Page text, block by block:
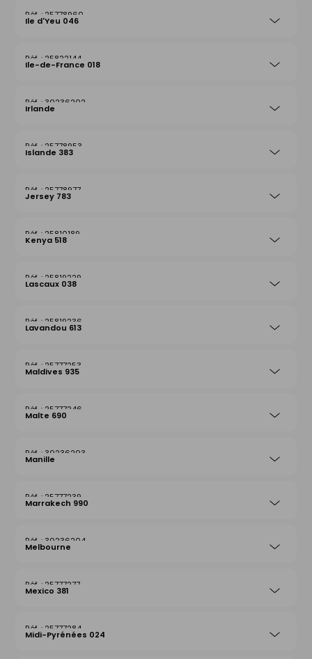
25778960
Ile d'Yeu 046
25822144
Ile-de-France 018
30236202
Irlande
25778953
Islande 383
25778977
Jersey 783
25810189
Kenya 518
25819229
Lascaux 038
25819236
Lavandou 613
25777253
Maldives 935
25777246
Malte 690
30236203
Manille
25777239
Marrakech 990
30236204
Melbourne
25777277
Mexico 381
25777284
Midi-Pyrénées 024